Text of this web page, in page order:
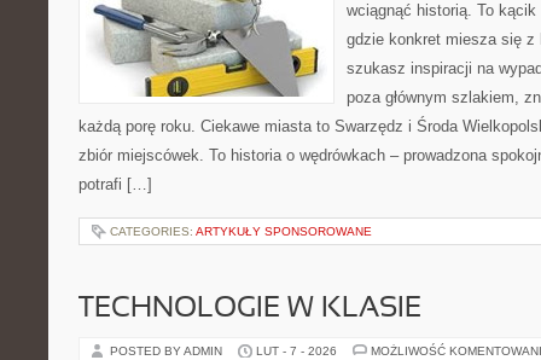
wciągnąć historią. To
gdzie konkret miesza się
szukasz inspiracji na
poza głównym szlakiem,
każdą porę roku. Ciekawe miasta to Swarzędz i Środa
zbiór miejscówek. To historia o wędrówkach – prowadzona
potrafi […]
CATEGORIES: ARTYKUŁY SPONSOROWANE
TECHNOLOGIE W KLASIE
POSTED BY ADMIN LUT - 7 - 2026 MOŻLIWOŚĆ